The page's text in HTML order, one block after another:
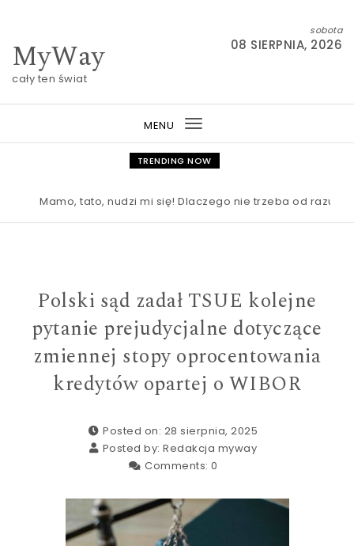
MyWay
cały ten świat
sobota
08 SIERPNIA, 2026
MENU
Toggle
navigation
TRENDING NOW
Mamo, tato, nudzi mi się! Dlaczego nie trzeba od razu
Polski sąd zadał TSUE kolejne
pytanie prejudycjalne dotyczące
zmiennej stopy oprocentowania
kredytów opartej o WIBOR
Posted on: 28 sierpnia, 2025
Posted by: Redakcja myway
Comments: 0